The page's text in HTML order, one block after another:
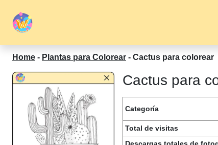
Home - Plantas para Colorear - Cactus para colorear
Cactus para
Categoría
Total de visitas